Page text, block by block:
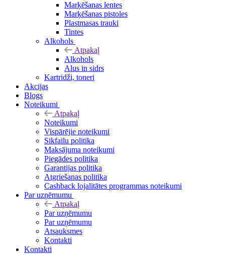
Marķēšanas lentes
Marķēšanas pistoles
Plastmasas trauki
Tintes
Alkohols
Atpakaļ
Alkohols
Alus in sidrs
Kartridži, toneri
Akcijas
Blogs
Noteikumi
Atpakaļ
Noteikumi
Vispārējie noteikumi
Sikfailu politika
Maksājuma noteikumi
Piegādes politika
Garantijas politika
Atgriešanas politika
Cashback lojalitātes programmas noteikumi
Par uzņēmumu
Atpakaļ
Par uzņēmumu
Par uzņēmumu
Atsauksmes
Kontakti
Kontakti